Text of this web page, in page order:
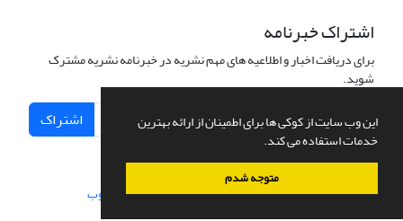
این وب سایت از کوکی ها برای اطمینان از ارائه بهترین
خدمات استفاده می کند.
متوجه شدم
اشتراک خبرنامه
برای دریافت اخبار و اطلاعیه های مهم نشریه در خبرنامه نشریه مشترک
شوید.
اشتراک
سامانه مدیریت نشریات علمی.طراحی و پیاده سازی از سیناوب